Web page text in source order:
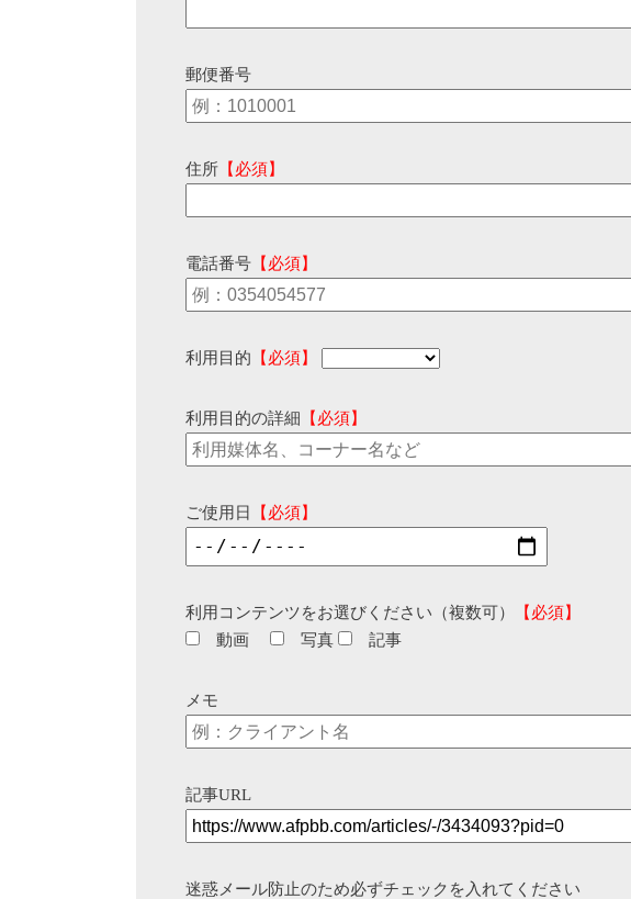
郵便番号
住所 【必須】
電話番号 【必須】
利用目的 【必須】
利用目的の詳細 【必須】
ご使用日 【必須】
利用コンテンツをお選びください（複数可）
【必須】
動画
写真 記事
メモ
記事URL
迷惑メール防止のため必ずチェックを入れてください